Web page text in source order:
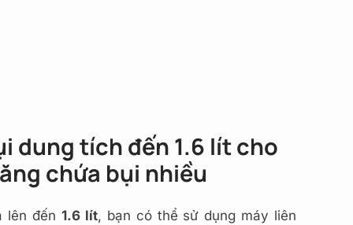
dung tích đến 1.6 lít cho
chứa bụi nhiều
lên đến1.6 lít, bạn có thể sử dụng máy liên